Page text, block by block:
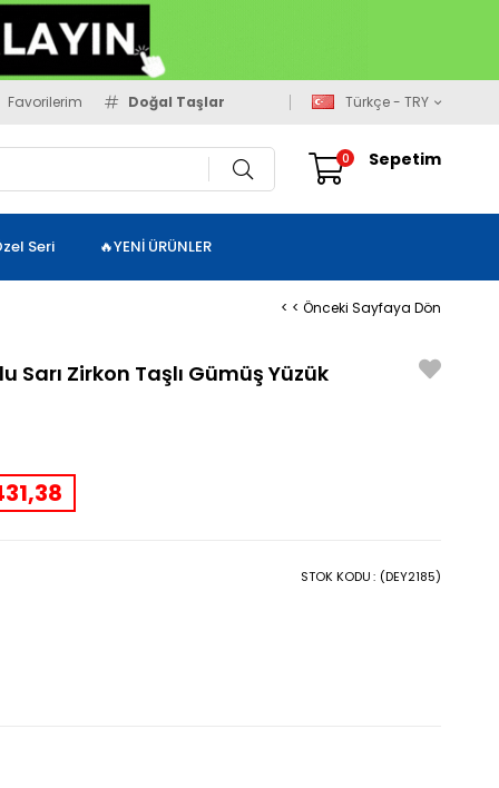
Favorilerim Doğal Taşlar Türkçe - TRY
Sepetim
0
Seri 🔥YENİ ÜRÜNLER
< < Önceki Sayfaya Dön
Sarı Zirkon Taşlı Gümüş Yüzük
STOK KODU (DEY2185)